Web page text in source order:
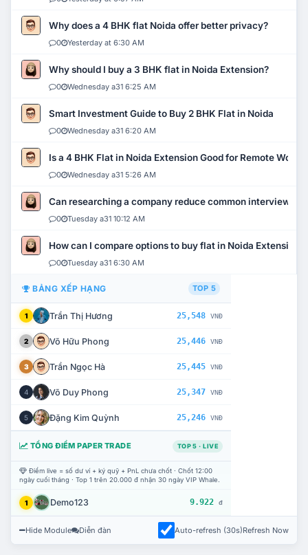
Why does a 4 BHK flat Noida offer better privacy?
0 Yesterday at 6:30 AM
Why should I buy a 3 BHK flat in Noida Extension?
0 Wednesday a31 6:25 AM
Smart Investment Guide to Buy 2 BHK Flat in Noida
0 Wednesday a31 6:20 AM
Is a 4 BHK Flat in Noida Extension Good for Remote Work?
0 Wednesday a31 5:26 AM
Can researching a company reduce common interview
0 Tuesday a31 10:12 AM
How can I compare options to buy flat in Noida Extension?
0 Tuesday a31 6:30 AM
BẢNG XẾP HẠNG TOP 5
1 Trần Thị Hương 25,548 VNĐ
2 Võ Hữu Phong 25,446 VNĐ
3 Trần Ngọc Hà 25,445 VNĐ
4 Võ Duy Phong 25,347 VNĐ
5 Đặng Kim Quỳnh 25,246 VNĐ
TỔNG ĐIỂM PAPER TRADE TOP 5 · LIVE
Điểm live = số dư ví + ký quỹ + PnL chưa chốt · Chốt 12:00
ngày cuối tháng · Top 1 trên 20.000 đ nhận 30 ngày VIP Whale.
1 Demo123 9.922 đ
Hide Module Diễn đàn Auto-refresh (30s)Refresh Now